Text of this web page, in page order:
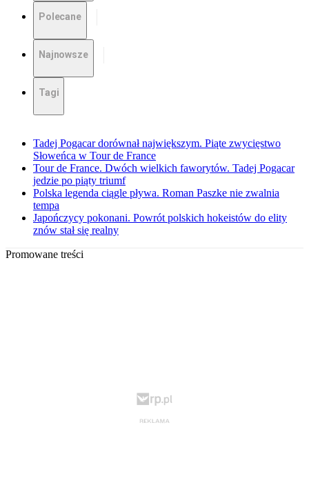
Polecane
Najnowsze
Tagi
Tadej Pogacar dorównał największym. Piąte zwycięstwo
Słoweńca w Tour de France
Tour de France. Dwóch wielkich faworytów. Tadej Pogacar
jedzie po piąty triumf
Polska legenda ciągle pływa. Roman Paszke nie zwalnia
tempa
Japończycy pokonani. Powrót polskich hokeistów do elity
znów stał się realny
Promowane treści